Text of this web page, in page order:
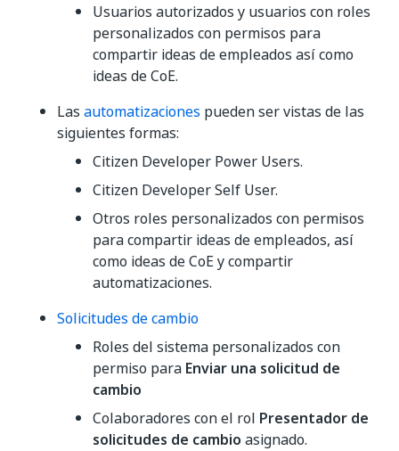
Usuarios autorizados y usuarios con roles
personalizados con permisos para
compartir ideas de empleados así como
ideas de CoE.
Las automatizaciones pueden ser vistas de las
siguientes formas:
Citizen Developer Power Users.
Citizen Developer Self User.
Otros roles personalizados con permisos
para compartir ideas de empleados, así
como ideas de CoE y compartir
automatizaciones.
Solicitudes de cambio
Roles del sistema personalizados con
permiso para Enviar una solicitud de
cambio
Colaboradores con el rol Presentador de
solicitudes de cambio asignado.